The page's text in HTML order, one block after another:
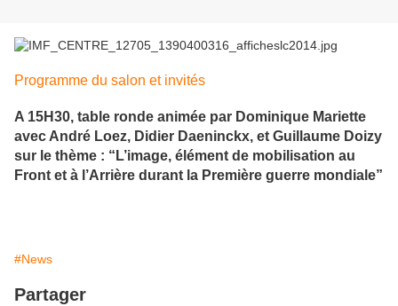
Programme du salon et invités
A 15H30, table ronde animée par Dominique Mariette
avec André Loez, Didier Daeninckx, et Guillaume Doizy
sur le thème : “L’image, élément de mobilisation au
Front et à l’Arrière durant la Première guerre mondiale”
#News
Partager